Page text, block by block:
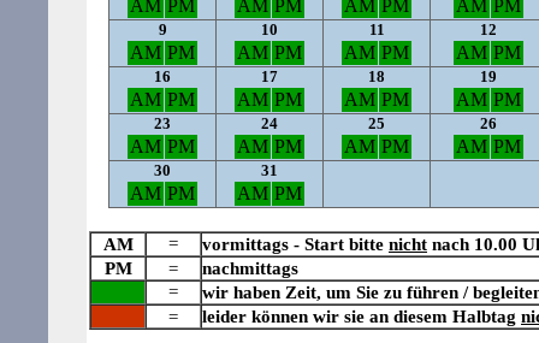
AM = vormittags - Start bitte nicht nach 10.00
PM
=
nachmittags
=
wir haben Zeit, um Sie zu führen /
=
leider können wir sie an diesem Halbtag